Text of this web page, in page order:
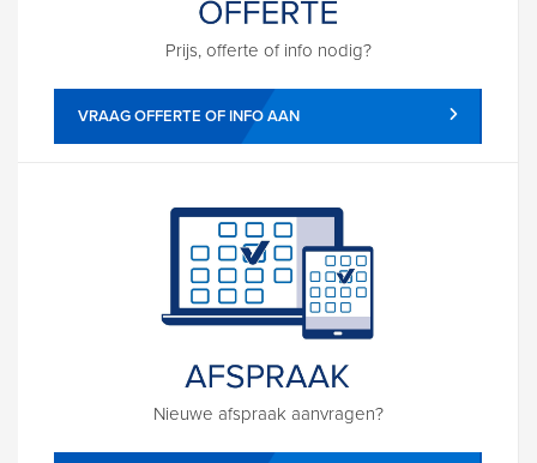
Prijs, offerte of info nodig?
VRAAG OFFERTE OF INFO AAN
Nieuwe afspraak aanvragen?